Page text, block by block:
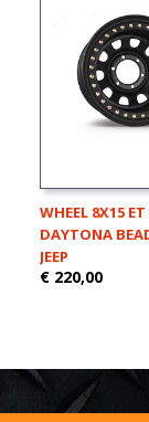
WHEEL 8X15
DAYTONA
JEEP
€ 220,00